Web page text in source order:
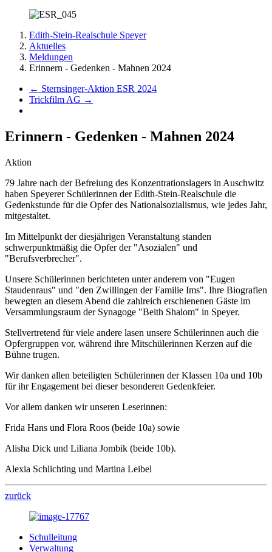
Edith-Stein-Realschule Speyer
Aktuelles
Meldungen
Erinnern - Gedenken - Mahnen 2024
← Sternsinger-Aktion ESR 2024
Trickfilm AG →
Erinnern - Gedenken - Mahnen 2024
Aktion
79 Jahre nach der Befreiung des Konzentrationslagers in Auschwitz
haben Speyerer Schülerinnen der Edith-Stein-Realschule die
Gedenkstunde für die Opfer des Nationalsozialismus, wie jedes Jahr,
mitgestaltet.
Im Mittelpunkt der diesjährigen Veranstaltung standen
schwerpunktmäßig die Opfer der "Asozialen" und
"Berufsverbrecher".
Unsere Schülerinnen berichteten unter anderem von "Eugen
Staudenraus" und "den Zwillingen der Familie Ims". Ihre Biografien
bewegten an diesem Abend die zahlreich erschienenen Gäste im
Versammlungsraum der Synagoge "Beith Shalom" in Speyer.
Stellvertretend für viele andere lasen unsere Schülerinnen auch die
Opfergruppen vor, während ihre Mitschülerinnen Kerzen auf die
Bühne trugen.
Wir danken allen beteiligten Schülerinnen der Klassen 10a und 10b
für ihr Engagement bei dieser besonderen Gedenkfeier.
Vor allem danken wir unseren Leserinnen:
Frida Hans und Flora Roos (beide 10a) sowie
Alisha Dick und Liliana Jombik (beide 10b).
Alexia Schlichting und Martina Leibel
zurück
Schulleitung
Verwaltung